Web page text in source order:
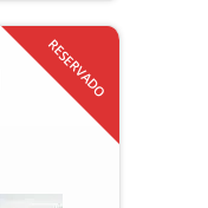
RESERVADO